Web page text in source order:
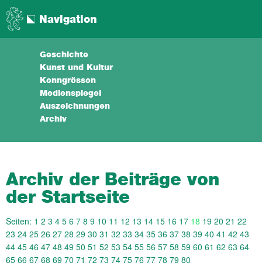
Navigation
Geschichte
Kunst und Kultur
Kenngrössen
Medienspiegel
Auszeichnungen
Archiv
Archiv der Beiträge von
der Startseite
Seiten: 1 2 3 4 5 6 7 8 9 10 11 12 13 14 15 16 17 18 19 20 21 22
23 24 25 26 27 28 29 30 31 32 33 34 35 36 37 38 39 40 41 42 43
44 45 46 47 48 49 50 51 52 53 54 55 56 57 58 59 60 61 62 63 64
65 66 67 68 69 70 71 72 73 74 75 76 77 78 79 80